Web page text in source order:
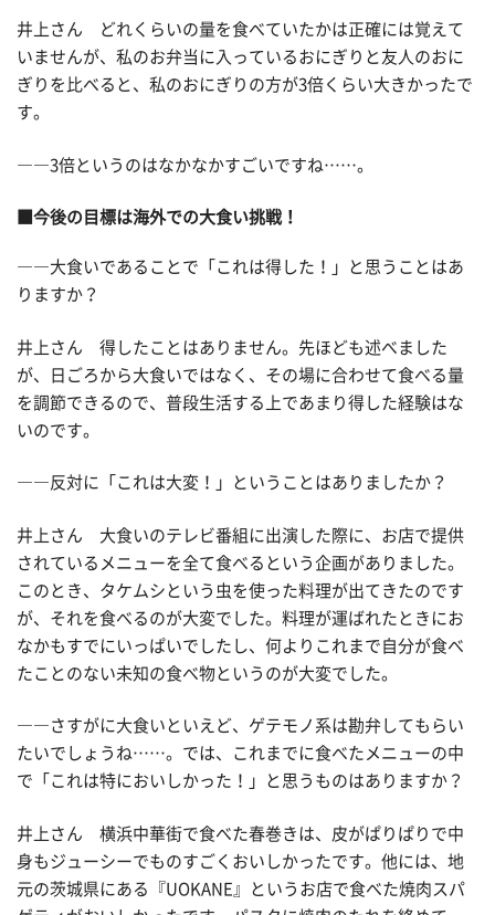
井上さん どれくらいの量を食べていたかは正確には覚えて
いませんが、私のお弁当に入っているおにぎりと友人のおに
ぎりを比べると、私のおにぎりの方が3倍くらい大きかったで
す。
――3倍というのはなかなかすごいですね……。
■今後の目標は海外での大食い挑戦！
――大食いであることで「これは得した！」と思うことはあ
りますか？
井上さん 得したことはありません。先ほども述べました
が、日ごろから大食いではなく、その場に合わせて食べる量
を調節できるので、普段生活する上であまり得した経験はな
いのです。
――反対に「これは大変！」ということはありましたか？
井上さん 大食いのテレビ番組に出演した際に、お店で提供
されているメニューを全て食べるという企画がありました。
このとき、タケムシという虫を使った料理が出てきたのです
が、それを食べるのが大変でした。料理が運ばれたときにお
なかもすでにいっぱいでしたし、何よりこれまで自分が食べ
たことのない未知の食べ物というのが大変でした。
――さすがに大食いといえど、ゲテモノ系は勘弁してもらい
たいでしょうね……。では、これまでに食べたメニューの中
で「これは特においしかった！」と思うものはありますか？
井上さん 横浜中華街で食べた春巻きは、皮がぱりぱりで中
身もジューシーでものすごくおいしかったです。他には、地
元の茨城県にある『UOKANE』というお店で食べた焼肉スパ